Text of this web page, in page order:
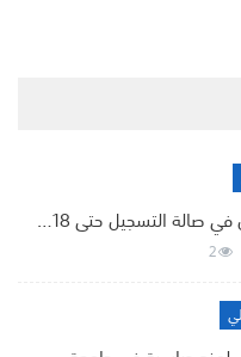
صالة التسجيل حتى 18…
2